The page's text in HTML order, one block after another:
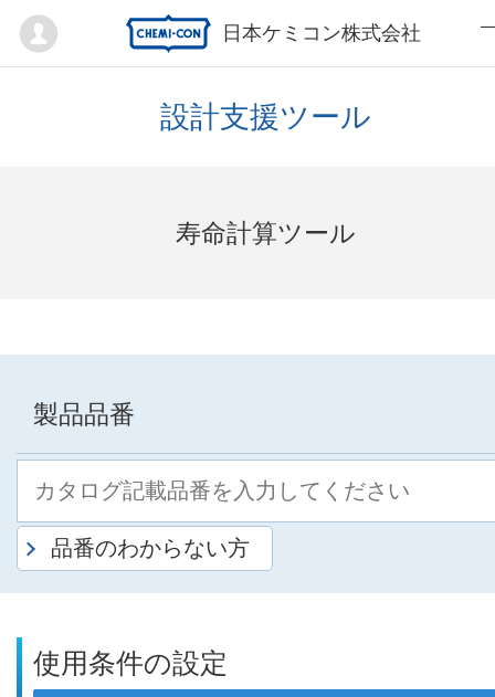
日本ケミコン株式会社
Mypage
設計支援ツール
寿命計算ツール
製品品番
品番のわからない方
使用条件の設定